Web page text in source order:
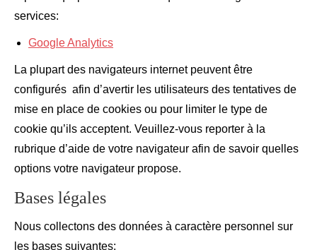
services:
Google Analytics
La plupart des navigateurs internet peuvent être
configurés afin d’avertir les utilisateurs des tentatives de
mise en place de cookies ou pour limiter le type de
cookie qu’ils acceptent. Veuillez-vous reporter à la
rubrique d’aide de votre navigateur afin de savoir quelles
options votre navigateur propose.
Bases légales
Nous collectons des données à caractère personnel sur
les bases suivantes: